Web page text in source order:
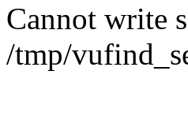
Cannot write
/tmp/